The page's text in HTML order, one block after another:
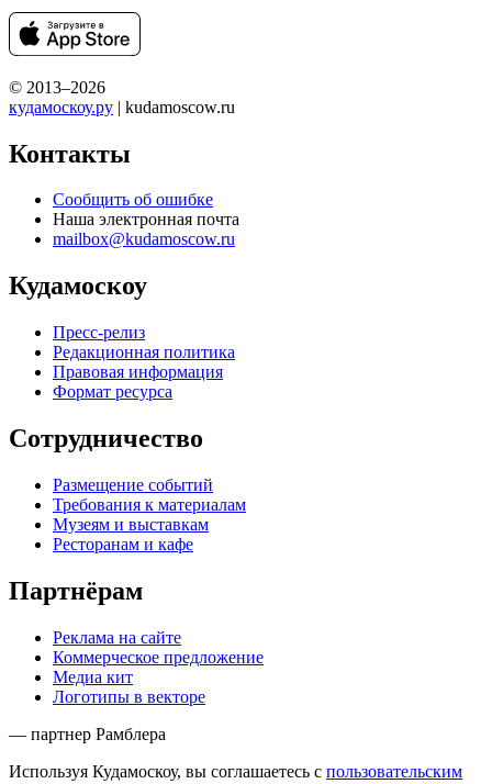
© 2013–2026
кудамоскоу.ру | kudamoscow.ru
Контакты
Сообщить об ошибке
Наша электронная почта
mailbox@kudamoscow.ru
Кудамоскоу
Пресс-релиз
Редакционная политика
Правовая информация
Формат ресурса
Сотрудничество
Размещение событий
Требования к материалам
Музеям и выставкам
Ресторанам и кафе
Партнёрам
Реклама на сайте
Коммерческое предложение
Медиа кит
Логотипы в векторе
— партнер Рамблера
Используя Кудамоскоу, вы соглашаетесь с пользовательским